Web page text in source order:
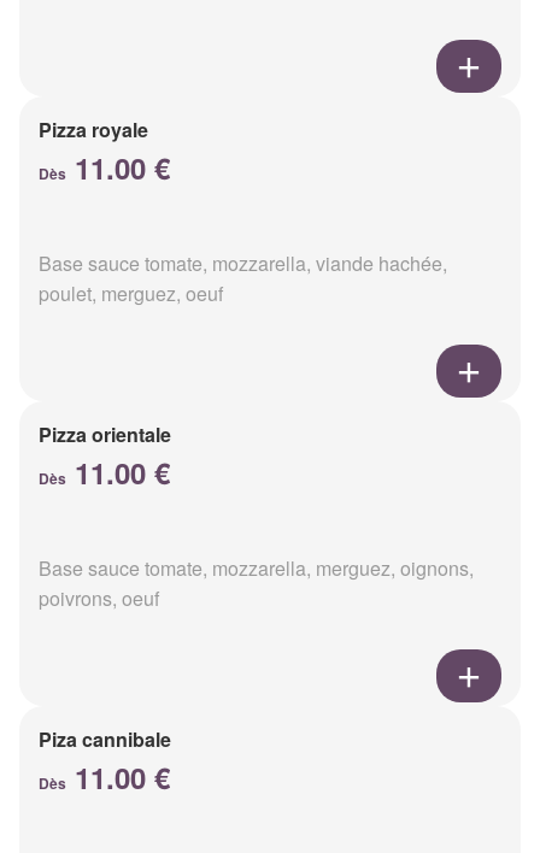
Pizza royale
Dès 11.00 €
Base sauce tomate, mozzarella, viande hachée,
poulet, merguez, oeuf
Pizza orientale
Dès 11.00 €
Base sauce tomate, mozzarella, merguez, oignons,
poivrons, oeuf
Piza cannibale
Dès 11.00 €